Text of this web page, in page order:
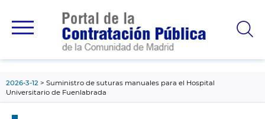
principal
2026-3-12
Suministro de suturas manuales para el Hospital
Universitario de Fuenlabrada